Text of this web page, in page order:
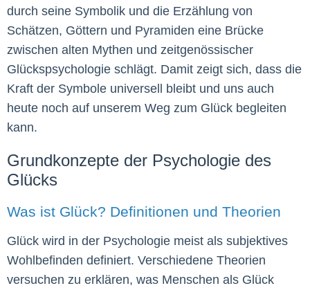
durch seine Symbolik und die Erzählung von
Schätzen, Göttern und Pyramiden eine Brücke
zwischen alten Mythen und zeitgenössischer
Glückspsychologie schlägt. Damit zeigt sich, dass die
Kraft der Symbole universell bleibt und uns auch
heute noch auf unserem Weg zum Glück begleiten
kann.
Grundkonzepte der Psychologie des
Glücks
Was ist Glück? Definitionen und Theorien
Glück wird in der Psychologie meist als subjektives
Wohlbefinden definiert. Verschiedene Theorien
versuchen zu erklären, was Menschen als Glück